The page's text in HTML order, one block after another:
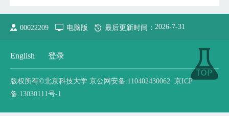
00022209 电脑版 最后更新时间： 2026-7-31
English 登录
版权所有©北京科技大学 京公网安备:110402430062 京ICP
备:13030111号-1